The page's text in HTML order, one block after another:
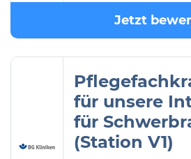
Jetzt
für unsere
für
(Station V1)